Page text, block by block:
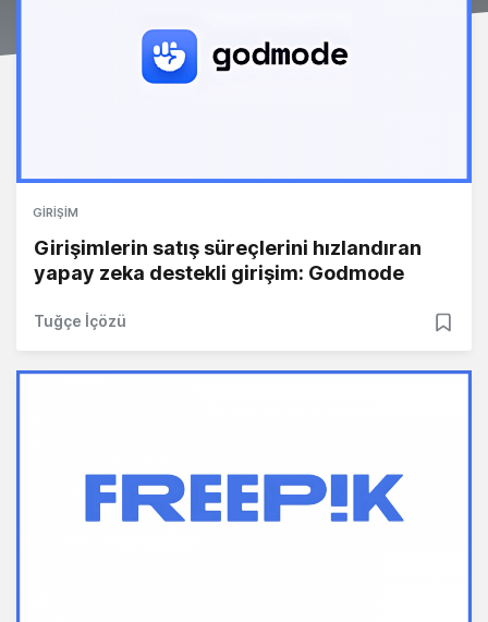
GIRIŞIM
Girişimlerin satış süreçlerini hızlandıran
yapay zeka destekli girişim: Godmode
Tuğçe İçözü